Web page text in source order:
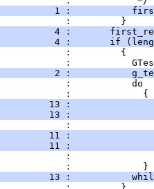
1 :
:         }
4 :
4 :       if
:         {
:
2 :
:           do
:             {
13 :
13 :
:
11 :
11 :
:
:             }
13 :